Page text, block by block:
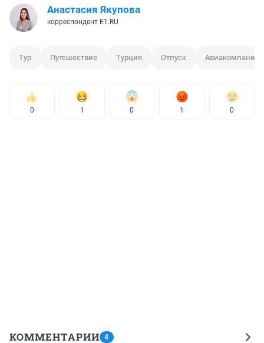
Анастасия Якупова
корреспондент E1.RU
Тур Путешествие Турция Отпуск Авиакомпания
0 1 0 1 0
КОММЕНТАРИИ 4